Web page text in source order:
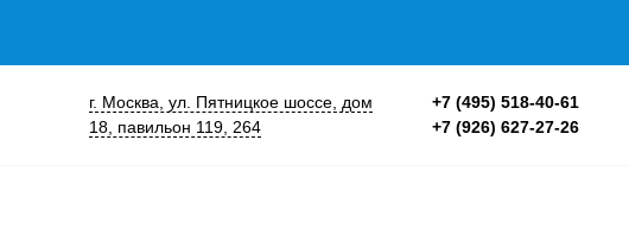
г. Москва, ул. Пятницкое шоссе, дом
18, павильон 119, 264
+7 (495) 518-40-61
+7 (926) 627-27-26